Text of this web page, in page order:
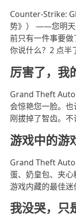
Counter-Strike:
势》） ——您明天
前只有一件事要做
你说什么？2 点半
厉害了，我
Grand Theft
会惊艳您一脸。
刚拔掉了智齿。不
游戏中的游
Grand Theft
蛋、奶皇包、夹
游戏内藏的最佳迷
我没哭，只